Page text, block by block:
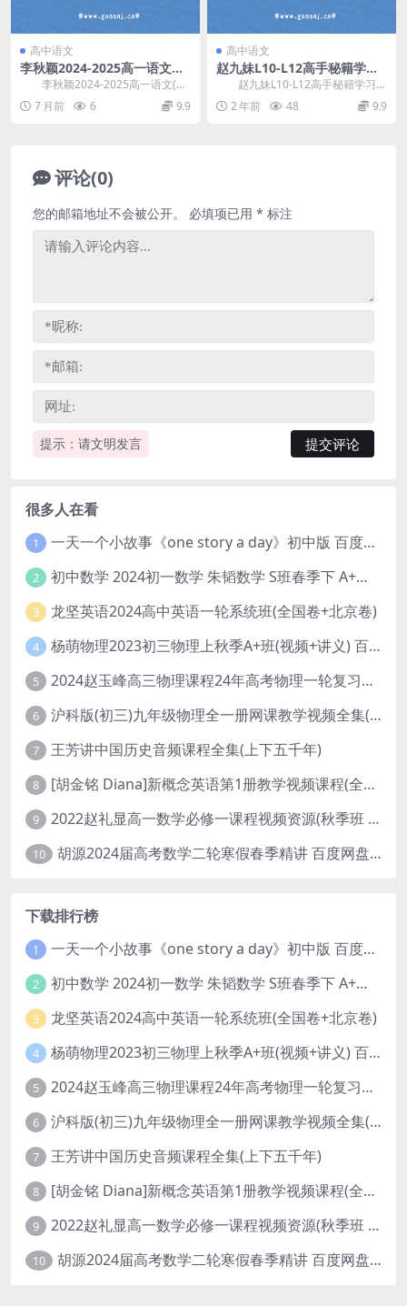
高中语文
李秋颖2024-2025高一语文
(下)双一流尖端班(含电子笔记)
百度网盘分享
李秋颖2024-2025高一语文(下)
双一流尖端班(含电子笔记)，开课时
间：...7 月前 6 9.9
高中语文
赵九妹L10-L12高手秘籍学习
规划课(高一至高三) 百度网盘
分享
赵九妹L10-L12高手秘籍学习规
划课(高一至高三)，解决如下学习问
题：学习...
2 年前 48 9.9
评论(0)
提示：请文明发言
您的邮箱地址不会被公开。 必填项已用 * 标注
很多人在看
1 一天一个小故事《one story a day》初中版 百度网盘分享下载
2 初中数学 2024初一数学 朱韬数学 S班春季下 A+班春季下 百度云网盘
3 龙坚英语2024高中英语一轮系统班(全国卷+北京卷)
4 杨萌物理2023初三物理上秋季A+班(视频+讲义) 百度网盘分享
5 2024赵玉峰高三物理课程24年高考物理一轮复习网课教程
6 沪科版(初三)九年级物理全一册网课教学视频全集(录播版 杜春雨 66讲)
7 王芳讲中国历史音频课程全集(上下五千年)
8 [胡金铭 Diana]新概念英语第1册教学视频课程(全集 百度网盘下载)
9 2022赵礼显高一数学必修一课程视频资源(秋季班 含讲义)百度网盘云
10 胡源2024届高考数学二轮寒假春季精讲 百度网盘分享
下载排行榜
1 一天一个小故事《one story a day》初中版 百度网盘分享下载
2 初中数学 2024初一数学 朱韬数学 S班春季下 A+班春季下 百度云网盘
3 龙坚英语2024高中英语一轮系统班(全国卷+北京卷)
4 杨萌物理2023初三物理上秋季A+班(视频+讲义) 百度网盘分享
5 2024赵玉峰高三物理课程24年高考物理一轮复习网课教程
6 沪科版(初三)九年级物理全一册网课教学视频全集(录播版 杜春雨 66讲)
7 王芳讲中国历史音频课程全集(上下五千年)
8 [胡金铭 Diana]新概念英语第1册教学视频课程(全集 百度网盘下载)
9 2022赵礼显高一数学必修一课程视频资源(秋季班 含讲义)百度网盘云
10 胡源2024届高考数学二轮寒假春季精讲 百度网盘分享